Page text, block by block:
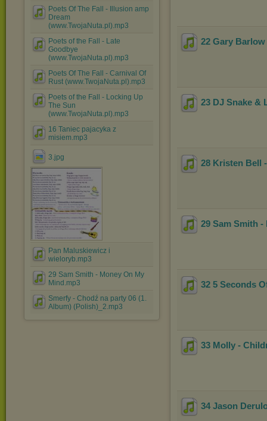
Poets Of The Fall - Illusion amp
Dream
(www.TwojaNuta.pl).mp3
Poets of the Fall - Late
Goodbye
(www.TwojaNuta.pl).mp3
Poets Of The Fall - Carnival Of
Rust (www.TwojaNuta.pl).mp3
Poets of the Fall - Locking Up
The Sun
(www.TwojaNuta.pl).mp3
16 Taniec pajacyka z
misiem.mp3
3.jpg
Pan Maluskiewicz i
wieloryb.mp3
29 Sam Smith - Money On My
Mind.mp3
Smerfy - Chodź na party 06 (1.
Album) (Polish)_2.mp3
22 Gary
23 DJ Snake &
28 Kristen Bell
29 Sam Smith
32 5 Seconds
33 Molly -
34 Jason